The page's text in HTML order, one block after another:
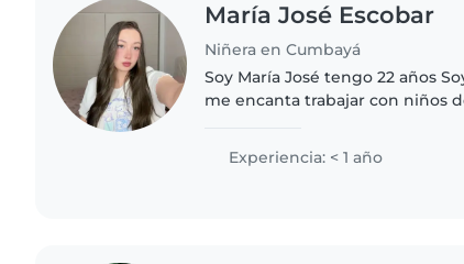
María José Escobar
Niñera en Cumbayá
Soy María José tengo 22 años
me encanta trabajar con niños
Experiencia: < 1 año